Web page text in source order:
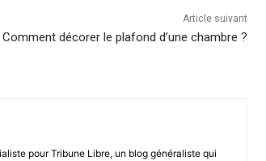
Article suivant
Comment décorer le plafond d’une chambre ?
pour Tribune Libre, un blog généraliste qui